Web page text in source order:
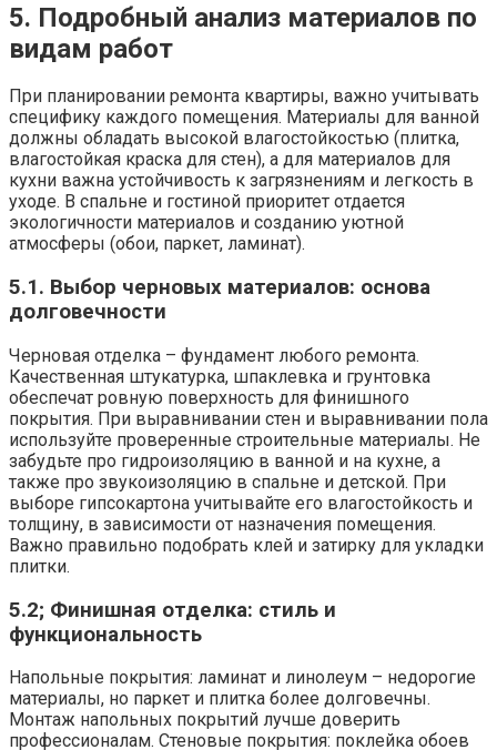
5. Подробный анализ материалов по
видам работ
При планировании ремонта квартиры, важно учитывать
специфику каждого помещения. Материалы для ванной
должны обладать высокой влагостойкостью (плитка,
влагостойкая краска для стен), а для материалов для
кухни важна устойчивость к загрязнениям и легкость в
уходе. В спальне и гостиной приоритет отдается
экологичности материалов и созданию уютной
атмосферы (обои, паркет, ламинат).
5.1. Выбор черновых материалов: основа
долговечности
Черновая отделка – фундамент любого ремонта.
Качественная штукатурка, шпаклевка и грунтовка
обеспечат ровную поверхность для финишного
покрытия. При выравнивании стен и выравнивании пола
используйте проверенные строительные материалы. Не
забудьте про гидроизоляцию в ванной и на кухне, а
также про звукоизоляцию в спальне и детской. При
выборе гипсокартона учитывайте его влагостойкость и
толщину, в зависимости от назначения помещения.
Важно правильно подобрать клей и затирку для укладки
плитки.
5.2; Финишная отделка: стиль и
функциональность
Напольные покрытия: ламинат и линолеум – недорогие
материалы, но паркет и плитка более долговечны.
Монтаж напольных покрытий лучше доверить
профессионалам. Стеновые покрытия: поклейка обоев